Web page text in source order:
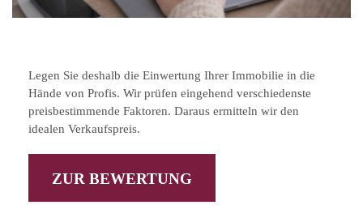
Legen Sie deshalb die Einwertung Ihrer Immobilie in die
Hände von Profis. Wir prüfen eingehend verschiedenste
preisbestimmende Faktoren. Daraus ermitteln wir den
idealen Verkaufspreis.
ZUR BEWERTUNG